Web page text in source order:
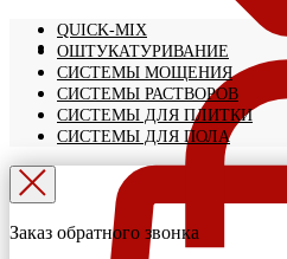
QUICK-MIX
ОШТУКАТУРИВАНИЕ
СИСТЕМЫ МОЩЕНИЯ
СИСТЕМЫ РАСТВОРОВ
СИСТЕМЫ ДЛЯ ПЛИТКИ
СИСТЕМЫ ДЛЯ ПОЛА
Заказ обратного звонка